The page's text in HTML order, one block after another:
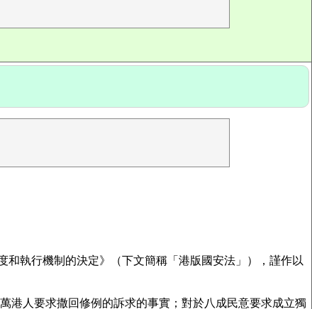
執行機制的決定》（下文簡稱「港版國安法」），謹作以
港人要求撒回修例的訴求的事實；對於八成民意要求成立獨